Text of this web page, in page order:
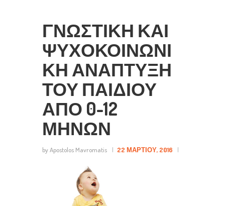
ΓΝΩΣΤΙΚΉ ΚΑΙ
ΨΥΧΟΚΟΙΝΩΝΙ
ΚΉ ΑΝΆΠΤΥΞΗ
ΤΟΥ ΠΑΙΔΙΟΎ
ΑΠΌ 0-12
ΜΗΝΏΝ
by Apostolos Mavromatis 22 ΜΑΡΤΊΟΥ, 2016